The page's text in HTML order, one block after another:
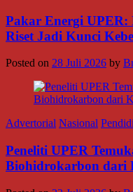
Pakar Energi UPER:
Riset Jadi Kunci
Posted on 28 Juli 2026 by
Advertorial Nasional
Peneliti UPER
Biohidrokarbon dari